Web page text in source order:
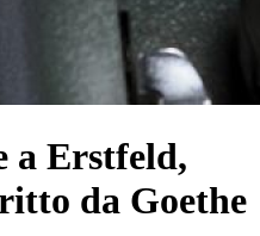
a Erstfeld,
da Goethe